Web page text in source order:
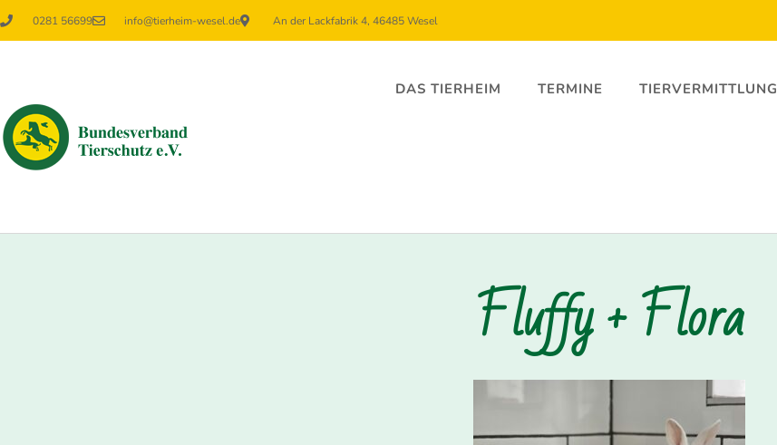
0281 56699 info@tierheim-wesel.de An der Lackfabrik 4, 46485 Wesel
DAS TIERHEIM TERMINE TIERVERMITTLUNG
Fluffy + Flora